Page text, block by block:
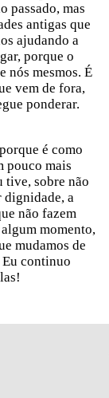
passado, mas
antigas que
ajudando a
porque o
nós mesmos. É
vem de fora,
ponderar.
é como
pouco mais
tive, sobre não
dignidade, a
não fazem
momento,
mudamos de
continuo